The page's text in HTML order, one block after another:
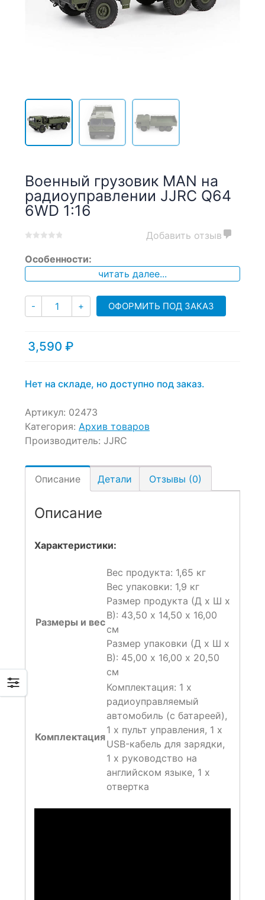
Военный грузовик MAN на
радиоуправлении JJRC Q64
6WD 1:16
out
of
based
Добавить отзыв
Особенности:
читать далее...
- Количество
+ ОФОРМИТЬ ПОД ЗАКАЗ
3,590 ₽
Нет на складе, но доступно под заказ.
Артикул: 02473
Категория: Архив товаров
Производитель: JJRC
Описание Детали Отзывы (0)
Описание
Характеристики:
Размеры и вес
Вес продукта: 1,65 кг
Вес упаковки: 1,9 кг
Размер продукта (Д х Ш х
В): 43,50 х 14,50 х 16,00
см
Размер упаковки (Д x Ш x
В): 45,00 х 16,00 х 20,50
см
Комплектация
Комплектация: 1 х
радиоуправляемый
автомобиль (с батареей),
1 х пульт управления, 1 х
USB-кабель для зарядки,
1 х руководство на
английском языке, 1 х
отвертка